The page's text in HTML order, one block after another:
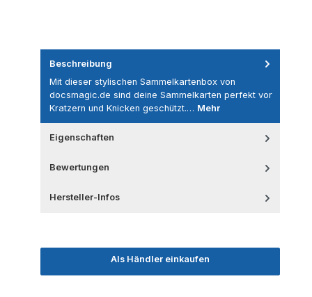
Beschreibung
Mit dieser stylischen Sammelkartenbox von
docsmagic.de sind deine Sammelkarten perfekt vor
Kratzern und Knicken geschützt.… Mehr
Eigenschaften
Bewertungen
Hersteller-Infos
Als Händler einkaufen